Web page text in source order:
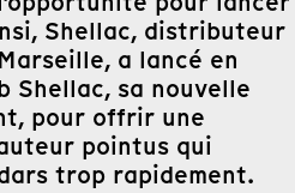
Shellac, distributeur
a lancé en
Shellac, sa nouvelle
pour offrir une
pointus qui
trop rapidement.